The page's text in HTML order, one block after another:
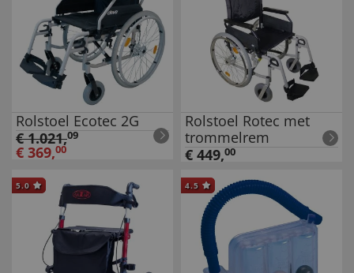
Rolstoel Ecotec 2G
€1.021,09
€ 369,00
Rolstoel Rotec met
trommelrem
€ 449,00
5.0 4.5